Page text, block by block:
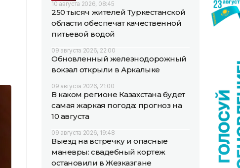
10 августа 2026, 08:45
250 тысяч жителей Туркестанской
области обеспечат качественной
питьевой водой
09 августа 2026, 22:00
Обновленный железнодорожный
вокзал открыли в Аркалыке
09 августа 2026, 21:00
В каком регионе Казахстана будет
самая жаркая погода: прогноз на
10 августа
09 августа 2026, 19:48
Выезд на встречку и опасные
маневры: свадебный кортеж
остановили в Жезказгане